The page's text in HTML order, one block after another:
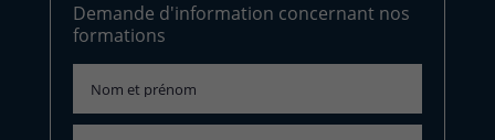
Demande d'information concernant nos
formations